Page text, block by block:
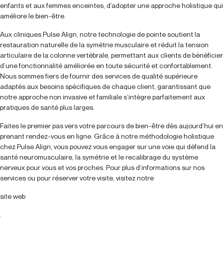
enfants et aux femmes enceintes, d’adopter une approche holistique qui
améliore le bien-être.
Aux cliniques Pulse Align, notre technologie de pointe soutient la
restauration naturelle de la symétrie musculaire et réduit la tension
articulaire de la colonne vertébrale, permettant aux clients de bénéficier
d’une fonctionnalité améliorée en toute sécurité et confortablement.
Nous sommes fiers de fournir des services de qualité supérieure
adaptés aux besoins spécifiques de chaque client, garantissant que
notre approche non invasive et familiale s’intègre parfaitement aux
pratiques de santé plus larges.
Faites le premier pas vers votre parcours de bien-être dès aujourd’hui en
prenant rendez-vous en ligne. Grâce à notre méthodologie holistique
chez Pulse Align, vous pouvez vous engager sur une voie qui défend la
santé neuromusculaire, la symétrie et le recalibrage du système
nerveux pour vous et vos proches. Pour plus d’informations sur nos
services ou pour réserver votre visite, visitez notre
site web